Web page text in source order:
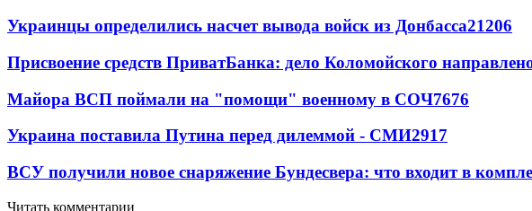
Украинцы определились насчет вывода войск из Донбасса21206
Присвоение средств ПриватБанка: дело Коломойского
Майора ВСП поймали на "помощи" военному в СОЧ7676
Украина поставила Путина перед дилеммой - СМИ2917
ВСУ получили новое снаряжение Бундесвера: что входит в
Читать комментарии